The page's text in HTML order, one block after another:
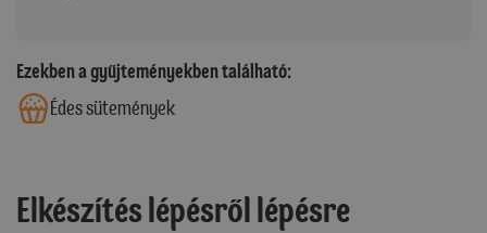
Ezekben a gyűjteményekben található:
Édes sütemények
Elkészítés lépésről lépésre